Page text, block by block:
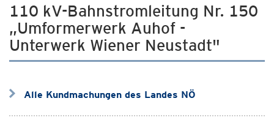
110 kV-Bahnstromleitung Nr. 150
„Umformerwerk Auhof -
Unterwerk Wiener Neustadt"
Alle Kundmachungen des Landes NÖ